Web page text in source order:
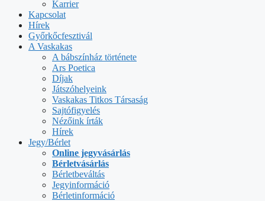
Karrier
Kapcsolat
Hírek
Győrkőcfesztivál
A Vaskakas
A bábszínház története
Ars Poetica
Díjak
Játszóhelyeink
Vaskakas Titkos Társaság
Sajtófigyelés
Nézőink írták
Hírek
Jegy/Bérlet
Online jegyvásárlás
Bérletvásárlás
Bérletbeváltás
Jegyinformáció
Bérletinformáció